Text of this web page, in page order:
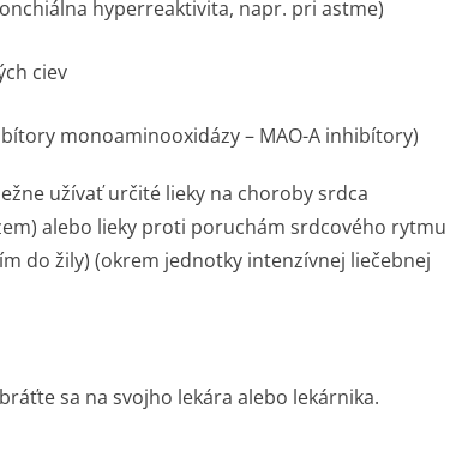
hyperreaktivita, napr. pri astme)
ciev
monoaminooxidázy – MAO-A inhibítory)
užívať určité lieky na choroby srdca
alebo lieky proti poruchám srdcového rytmu
do žily) (okrem jednotky intenzívnej liečebnej
sa na svojho lekára alebo lekárnika.